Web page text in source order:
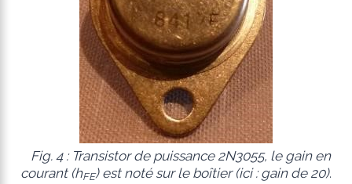
Fig. 4 : Transistor de puissance 2N3055, le gain en
courant (hFE) est noté sur le boîtier (ici : gain de 20).